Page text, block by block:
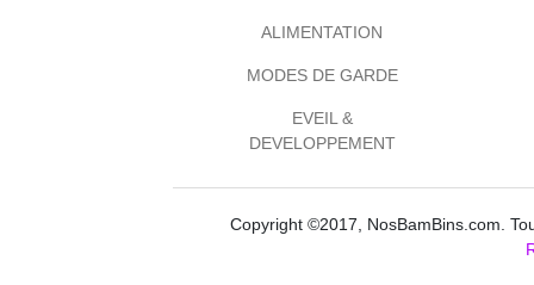
ALIMENTATION
MODES DE GARDE
EVEIL &
DEVELOPPEMENT
Copyright ©2017, NosBamBins.com.